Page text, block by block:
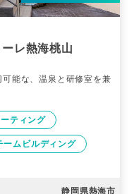
レ熱海桃山
能な、温泉と研修室を兼
ティング
ームビルディング
静岡県熱海市